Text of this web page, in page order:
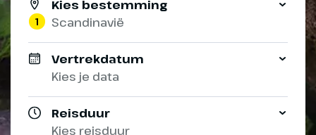
Kies bestemming
1 Scandinavië
Vertrekdatum
Kies je data
Reisduur
Kies reisduur